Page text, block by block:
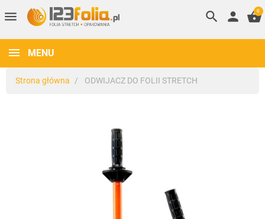
menu search person shopping_basket
0
MENU
Strona główna ODWIJACZ DO FOLII STRETCH